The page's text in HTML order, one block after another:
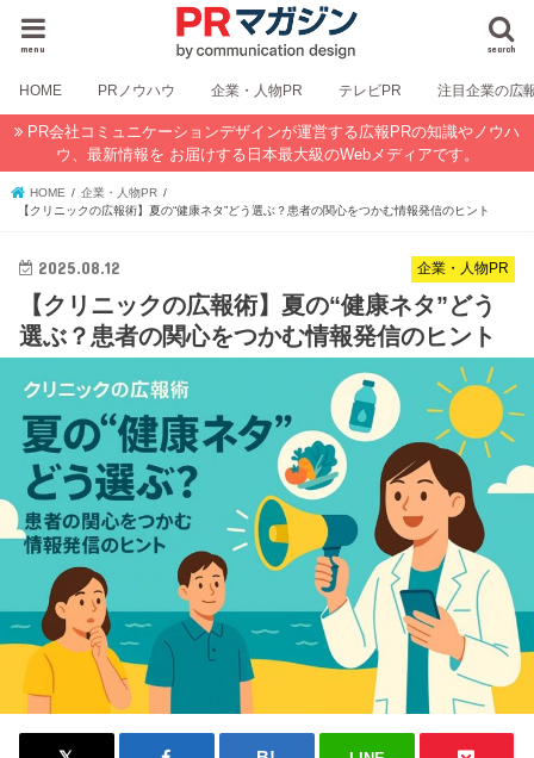
search
menu
HOME PRノウハウ 企業・人物PR テレビPR 注目企業の広
PR会社コミュニケーションデザインが運営する広報PRの知識やノウハ
ウ、最新情報を お届けする日本最大級のWebメディアです。
HOME
企業・人物PR
【クリニックの広報術】夏の“健康ネタ”どう選ぶ？患者の関心をつかむ情報発信のヒント
企業・人物PR
2025.08.12
【クリニックの広報術】夏の“健康ネタ”どう
選ぶ？患者の関心をつかむ情報発信のヒント